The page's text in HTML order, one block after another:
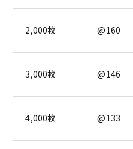
2,000枚 @160
3,000枚 @146
4,000枚 @133